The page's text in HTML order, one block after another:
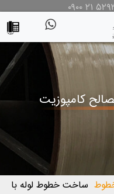
۲۱ ۵۲۹۳۶
کامپوزیت
ساخت خطوط لوله با